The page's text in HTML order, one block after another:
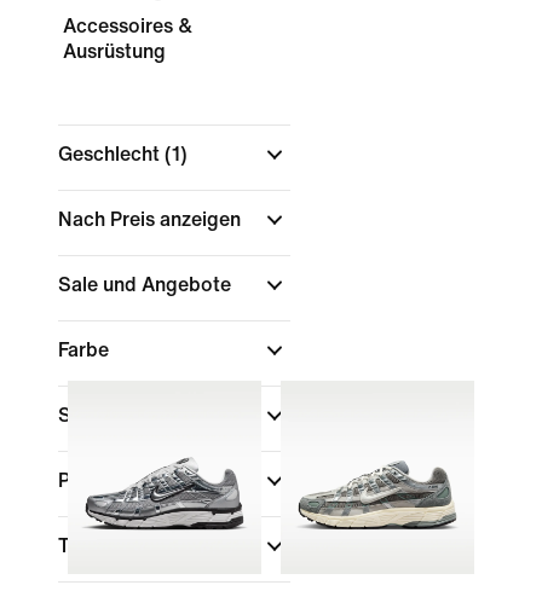
Accessoires &
Ausrüstung
Geschlecht (1)
Nach Preis anzeigen
Sale und Angebote
Farbe
Sport
Passform
Technologie